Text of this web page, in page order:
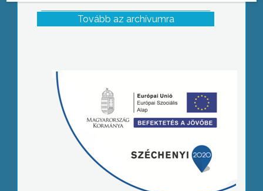
Tovább az archívumra